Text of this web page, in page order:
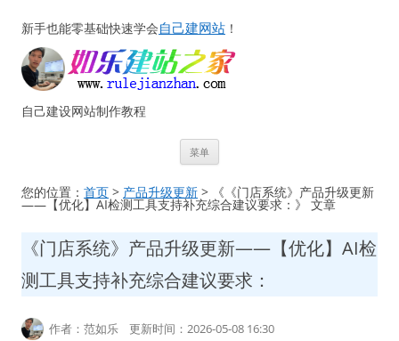
新手也能零基础快速学会自己建网站 ！
自己建设网站制作教程
菜单
文
您的位置： 首页 > 产品升级更新 > 《《门店系统》产品升级更新
——【优化】AI检测工具支持补充综合建议要求：》 文章
《门店系统》产品升级更新——【优化】AI检
测工具支持补充综合建议要求：
作者：范如乐 更新时间：2026-05-08 16:30